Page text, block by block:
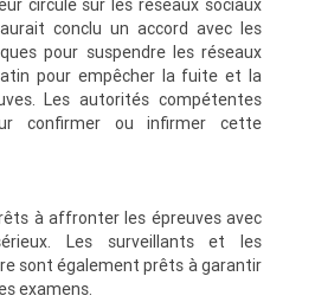
circule sur les réseaux sociaux
conclu un accord avec les
pour suspendre les réseaux
pour empêcher la fuite et la
Les autorités compétentes
confirmer ou infirmer cette
à affronter les épreuves avec
Les surveillants et les
sont également prêts à garantir
examens.